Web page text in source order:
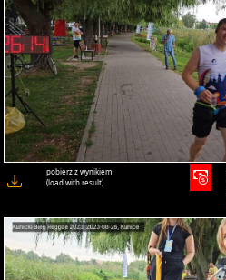
pobierz z wynikiem
(load with result)